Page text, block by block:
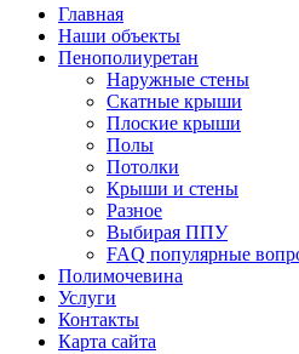
Главная
Наши объекты
Пенополиуретан
Наружные стены
Скатные крыши
Плоские крыши
Полы
Потолки
Крыши и стены
Разное
Выбирая ППУ
FAQ популярные
Полимочевина
Услуги
Контакты
Карта сайта